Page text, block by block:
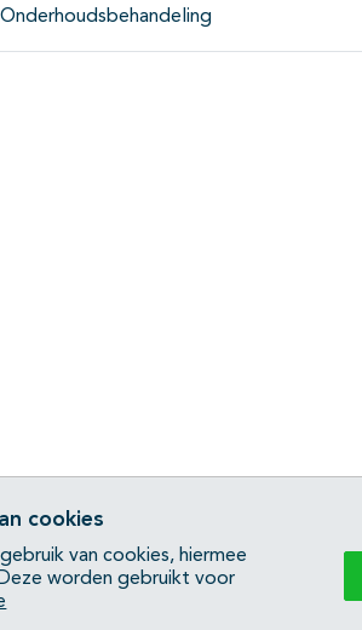
en dichtklappen
en dichtklappen
cookies
van cookies, hiermee
worden gebruikt voor